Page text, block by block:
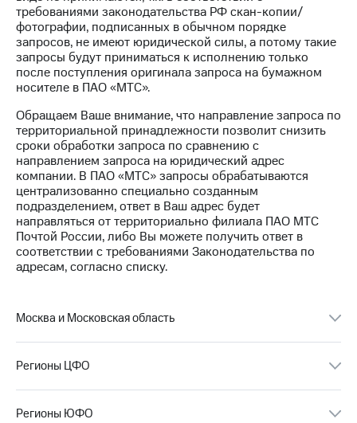
Медиа-центр
Пресс-
релизы
МТС
Достижения
Интервью
Финансовая
отчетность
Контакты
Новости
Корпоративное
управление
Корпоративный
секретарь
требованиями законодательства РФ скан-копии/
фотографии, подписанных в обычном порядке
запросов, не имеют юридической силы, а потому такие
запросы будут приниматься к исполнению только
после поступления оригинала запроса на бумажном
носителе в ПАО «МТС».
Обращаем Ваше внимание, что направление запроса по
территориальной принадлежности позволит снизить
сроки обработки запроса по сравнению с
направлением запроса на юридический адрес
компании. В ПАО «МТС» запросы обрабатываются
централизованно специально созданным
подразделением, ответ в Ваш адрес будет
направляться от территориально филиала ПАО МТС
Почтой России, либо Вы можете получить ответ в
соответствии с требованиями Законодательства по
адресам, согласно списку.
Москва и Московская область
Регионы ЦФО
Регионы ЮФО